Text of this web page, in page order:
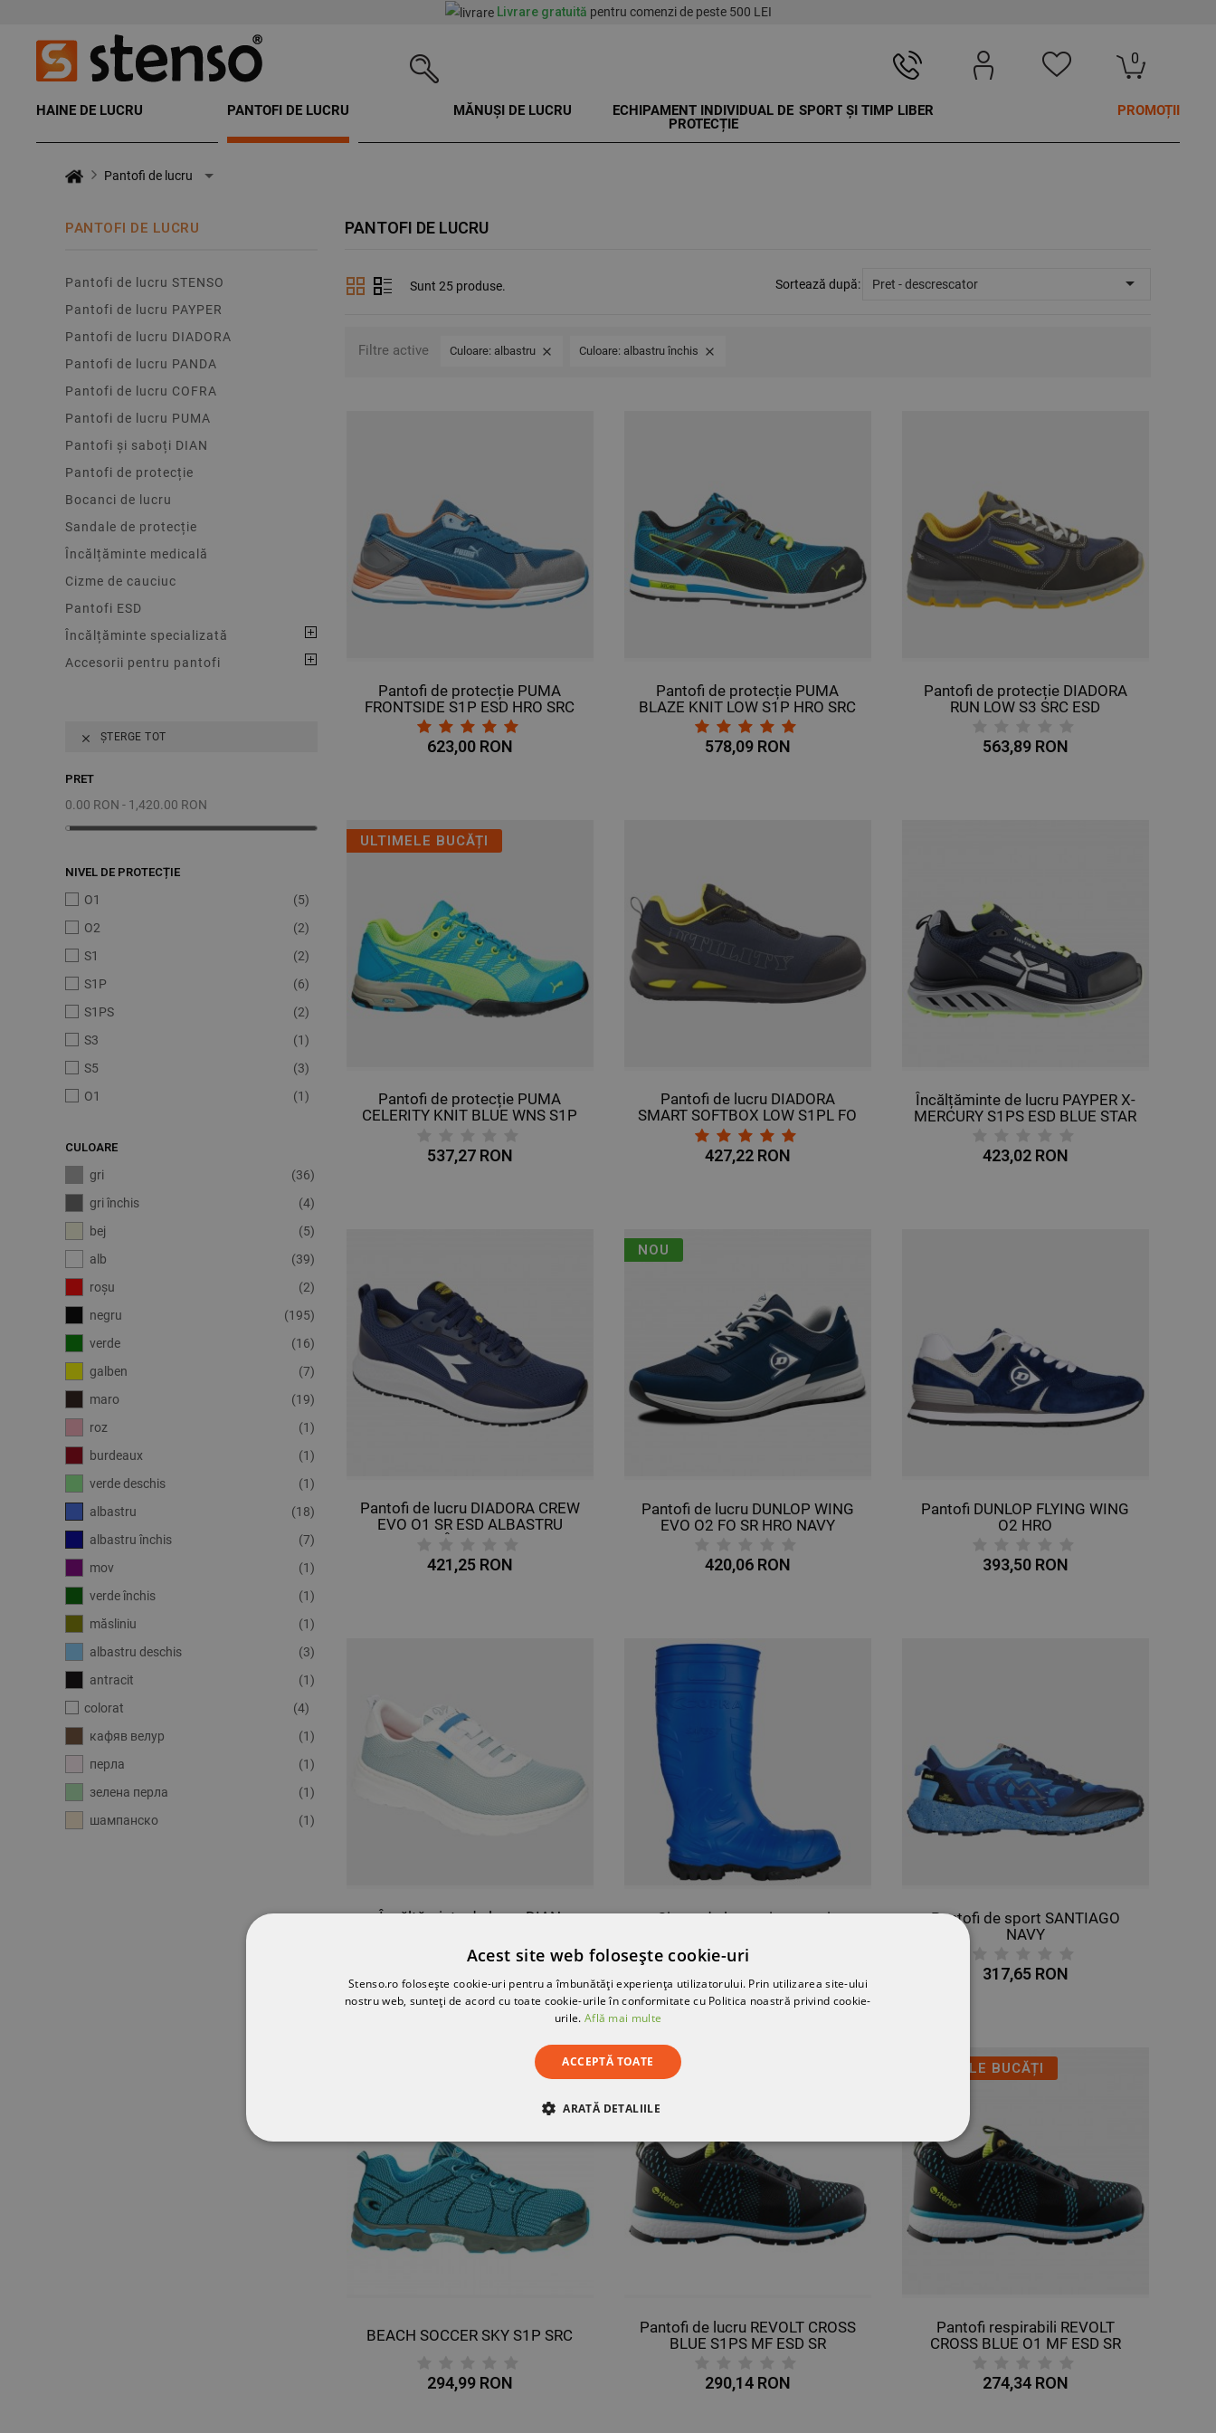
Livrare gratuită pentru comenzi de peste 500 LEI
0
HAINE DE LUCRU PANTOFI DE LUCRU MĂNUȘI DE LUCRU
ECHIPAMENT INDIVIDUAL DE
PROTECȚIE
SPORT ȘI TIMP LIBER PROMOȚII
Pantofi de lucru
PANTOFI DE LUCRU
Pantofi de lucru STENSO
Pantofi de lucru PAYPER
Pantofi de lucru DIADORA
Pantofi de lucru PANDA
Pantofi de lucru COFRA
Pantofi de lucru PUMA
Pantofi și saboți DIAN
Pantofi de protecție
Bocanci de lucru
Sandale de protecție
Încălțăminte medicală
Cizme de cauciuc
Pantofi ESD
Încălțăminte specializată
Accesorii pentru pantofi
 ȘTERGE TOT
PRET
0.00 RON - 1,420.00 RON
NIVEL DE PROTECȚIE
O1
(5)
O2
(2)
S1
(2)
S1P
(6)
S1PS
(2)
S3
(1)
S5
(3)
О1
(1)
CULOARE
gri
(36)
gri închis
(4)
bej
(5)
alb
(39)
roșu
(2)
negru
(195)
verde
(16)
galben
(7)
maro
(19)
roz
(1)
burdeaux
(1)
verde deschis
(1)
albastru
(18)
albastru închis
(7)
mov
(1)
verde închis
(1)
măsliniu
(1)
albastru deschis
(3)
antracit
(1)
colorat
(4)
кафяв велур
(1)
перла
(1)
зелена перла
(1)
шампанско
(1)
PANTOFI DE LUCRU
Sunt 25 produse. Sortează după: Pret - descrescator 
Filtre active Culoare: albastru  Culoare: albastru închis 
Pantofi de protecție PUMA
FRONTSIDE S1P ESD HRO SRC
623,00 RON
Pantofi de protecție PUMA
BLAZE KNIT LOW S1P HRO SRC
578,09 RON
Pantofi de protecție DIADORA
RUN LOW S3 SRC ESD
563,89 RON
ULTIMELE BUCĂȚI
Pantofi de protecție PUMA
CELERITY KNIT BLUE WNS S1P
537,27 RON
Pantofi de lucru DIADORA
SMART SOFTBOX LOW S1PL FO
SR ESD
427,22 RON
Încălțăminte de lucru PAYPER X-
MERCURY S1PS ESD BLUE STAR
423,02 RON
Pantofi de lucru DIADORA CREW
EVO O1 SR ESD ALBASTRU
421,25 RON
NOU
Pantofi de lucru DUNLOP WING
EVO O2 FO SR HRO NAVY
420,06 RON
Pantofi DUNLOP FLYING WING
O2 HRO
393,50 RON
Încălțăminte de lucru DIAN
DESCHIS/ALB O1 FO SRC 3534
Cizme de lucru și protecție
Pantofi de sport SANTIAGO
NAVY
317,65 RON
BEACH SOCCER SKY S1P SRC
294,99 RON
ULTIMELE BUCĂȚI
Pantofi de lucru REVOLT CROSS
BLUE S1PS MF ESD SR
290,14 RON
ULTIMELE BUCĂȚI
Pantofi respirabili REVOLT
CROSS BLUE O1 MF ESD SR
274,34 RON
Acest site web folosește cookie-uri
Stenso.ro folosește cookie-uri pentru a îmbunătăți experiența utilizatorului. Prin utilizarea site-ului
nostru web, sunteți de acord cu toate cookie-urile în conformitate cu Politica noastră privind cookie-
urile. Află mai multe
ACCEPTĂ TOATE
ARATĂ DETALIILE
STRICT NECESARE DE PERFORMANȚĂ DE TARGETARE
NECLASIFICATE